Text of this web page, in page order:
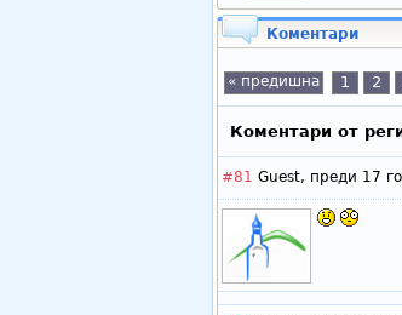
Коментари
« предишна 1 2
Коментари от
#81 Guest, преди 17